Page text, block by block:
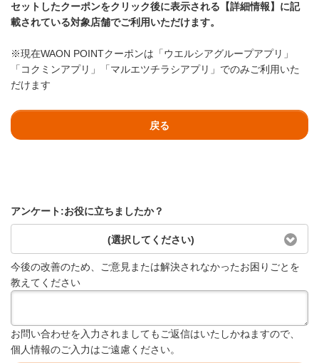
セットしたクーポンをクリック後に表示される【詳細情報】に記
載されている対象店舗でご利用いただけます。
※現在WAON POINTクーポンは「ウエルシアグループアプリ」
「コクミンアプリ」「マルエツチラシアプリ」でのみご利用いた
だけます
戻る
アンケート:お役に立ちましたか？
(選択してください)
今後の改善のため、ご意見または解決されなかったお困りごとを
教えてください
お問い合わせを入力されましてもご返信はいたしかねますので、
個人情報のご入力はご遠慮ください。